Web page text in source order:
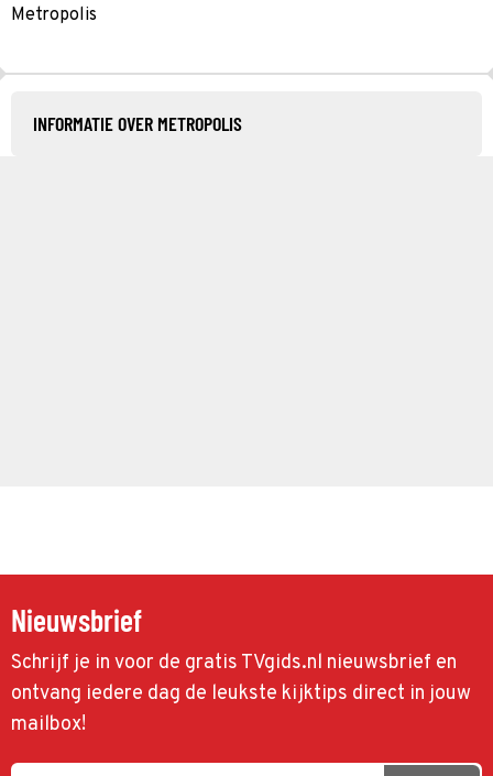
Metropolis
INFORMATIE OVER METROPOLIS
Nieuwsbrief
Schrijf je in voor de gratis TVgids.nl nieuwsbrief en
ontvang iedere dag de leukste kijktips direct in jouw
mailbox!